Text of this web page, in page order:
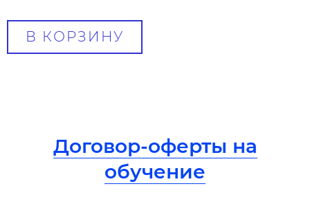
В КОРЗИНУ
Договор-оферты на
обучение